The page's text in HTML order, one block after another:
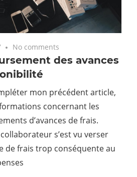
No comments
des avances
mon précédent article,
concernant les
d’avances de frais.
s’est vu verser
de frais trop conséquente au